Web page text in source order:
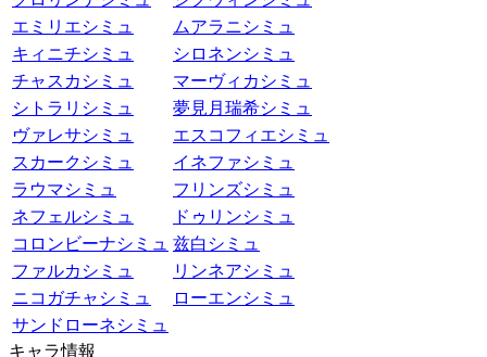
エミリエシミュ
ムアラニシミュ
キィニチシミュ
シロネンシミュ
チャスカシミュ
マーヴィカシミュ
シトラリシミュ
夢見月瑞希シミュ
ヴァレサシミュ
エスコフィエシミュ
スカークシミュ
イネファシミュ
ラウマシミュ
フリンズシミュ
ネフェルシミュ
ドゥリンシミュ
コロンビーナシミュ 兹白シミュ
ファルカシミュ
リンネアシミュ
ニコガチャシミュ
ローエンシミュ
サンドローネシミュ
キャラ情報